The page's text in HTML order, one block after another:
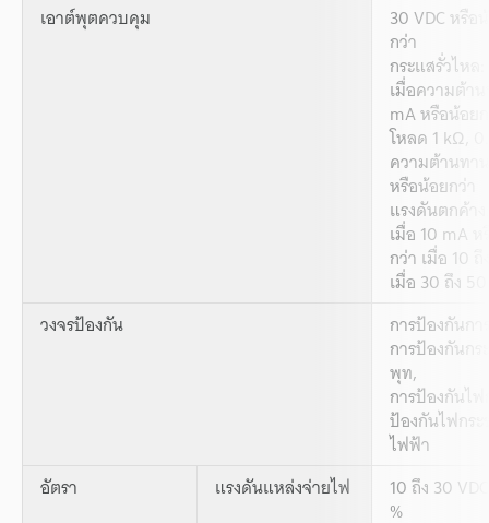
เอาต์พุตควบคุม
30 VDC หรื
กว่า
กระแสรั่วไหล:
เมื่อความต้า
mA หรือน้อย
โหลด 1 kΩ,
ความต้านทา
หรือน้อยกว่า
แรงดันตกค้าง:
เมื่อ 10 mA
กว่า เมื่อ 10
เมื่อ 30 ถึง
วงจรป้องกัน
การป้องกันก
การป้องกันก
พุท,
การป้องกันไ
ป้องกันไฟกร
ไฟฟ้า
อัตรา
แรงดันแหล่งจ่ายไฟ 10 ถึง 30
%